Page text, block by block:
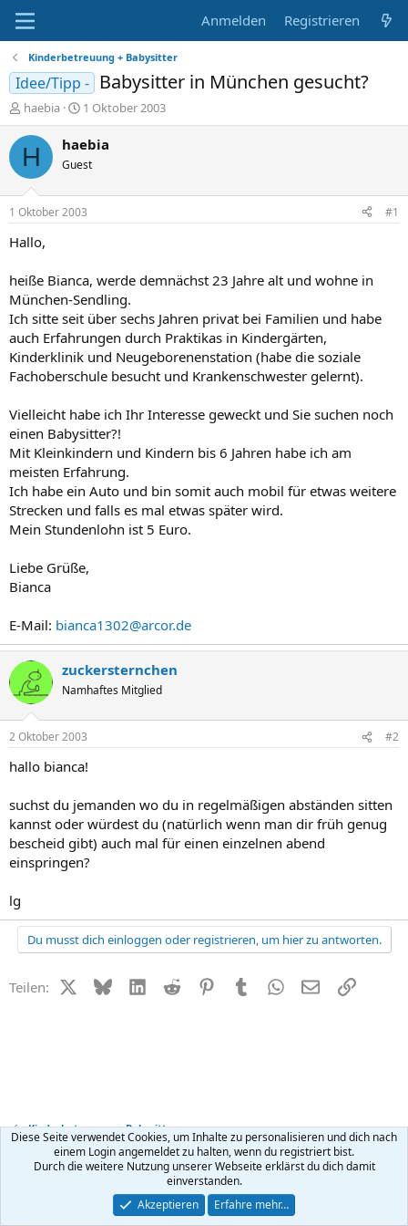
Anmelden Registrieren
Kinderbetreuung + Babysitter
Idee/Tipp - Babysitter in München gesucht?
E
r
s
t
l
e
r
haebia
E
r
s
e
l
t
1 Oktober 2003
H haebia
Guest
1 Oktober 2003 #1
Hallo,
heiße Bianca, werde demnächst 23 Jahre alt und wohne in
München-Sendling.
Ich sitte seit über sechs Jahren privat bei Familien und habe
auch Erfahrungen durch Praktikas in Kindergärten,
Kinderklinik und Neugeborenenstation (habe die soziale
Fachoberschule besucht und Krankenschwester gelernt).
Vielleicht habe ich Ihr Interesse geweckt und Sie suchen noch
einen Babysitter?!
Mit Kleinkindern und Kindern bis 6 Jahren habe ich am
meisten Erfahrung.
Ich habe ein Auto und bin somit auch mobil für etwas weitere
Strecken und falls es mal etwas später wird.
Mein Stundenlohn ist 5 Euro.
Liebe Grüße,
Bianca
E-Mail: bianca1302@arcor.de
zuckersternchen
Namhaftes Mitglied
2 Oktober 2003 #2
hallo bianca!
suchst du jemanden wo du in regelmäßigen abständen sitten
kannst oder würdest du (natürlich wenn man dir früh genug
bescheid gibt) auch mal für einen einzelnen abend
einspringen?
lg
Du musst dich einloggen oder registrieren, um hier zu antworten.
Teilen: X (Twitter)
BlueskyLinkedIn
Reddit PinterestTumblr WhatsApp
E-MailLink
Kinderbetreuung + Babysitter
Kontakt Nutzungsbedingungen Datenschutz Hilfe
R
Community platform by XenForo ® © 2010-2026 XenForo Ltd.
Diese Seite verwendet Cookies, um Inhalte zu personalisieren und dich nach
einem Login angemeldet zu halten, wenn du registriert bist.
Durch die weitere Nutzung unserer Webseite erklärst du dich damit
einverstanden.
Akzeptieren
Erfahre mehr…